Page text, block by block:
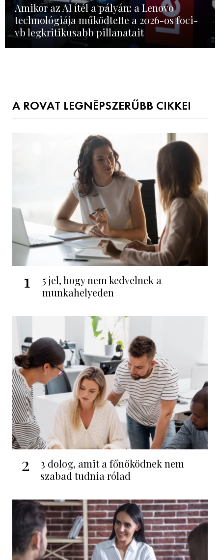
Amikor az AI ítél a pályán: a Lenovo
technológiája működtette a 2026-os foci-
vb legkritikusabb pillanatait
A ROVAT LEGNÉPSZERŰBB CIKKEI
1
5 jel, hogy nem kedvelnek a
munkahelyeden
2
3 dolog, amit a főnöködnek nem
szabad tudnia rólad